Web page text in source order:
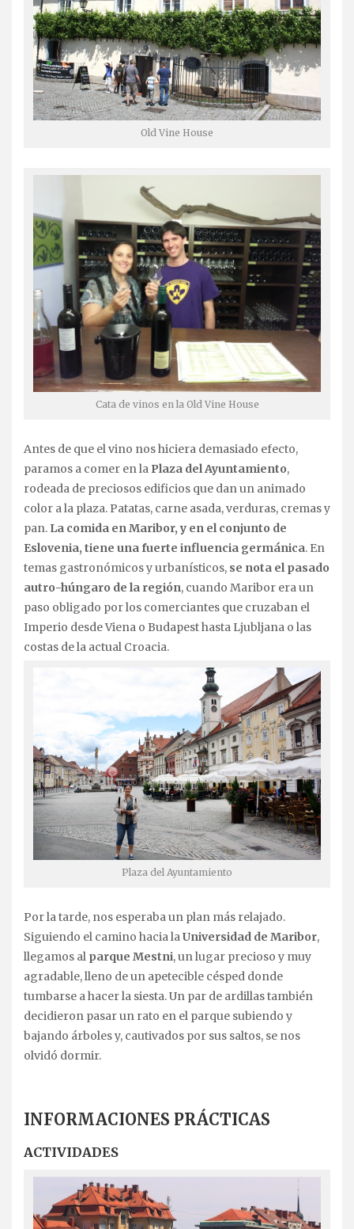
Old Vine House
Cata de vinos en la Old Vine House
Antes de que el vino nos hiciera demasiado efecto,
paramos a comer en la Plaza del Ayuntamiento,
rodeada de preciosos edificios que dan un animado
color a la plaza. Patatas, carne asada, verduras, cremas y
pan. La comida en Maribor, y en el conjunto de
Eslovenia, tiene una fuerte influencia germánica. En
temas gastronómicos y urbanísticos, se nota el pasado
autro-húngaro de la región, cuando Maribor era un
paso obligado por los comerciantes que cruzaban el
Imperio desde Viena o Budapest hasta Ljubljana o las
costas de la actual Croacia.
Plaza del Ayuntamiento
Por la tarde, nos esperaba un plan más relajado.
Siguiendo el camino hacia laUniversidad de Maribor,
llegamos al parque Mestni, un lugar precioso y muy
agradable, lleno de un apetecible césped donde
tumbarse a hacer la siesta. Un par de ardillas también
decidieron pasar un rato en el parque subiendo y
bajando árboles y, cautivados por sus saltos, se nos
olvidó dormir.
INFORMACIONES PRÁCTICAS
ACTIVIDADES